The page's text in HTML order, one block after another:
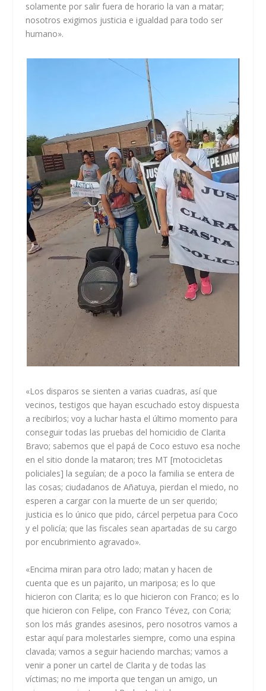
solamente por salir fuera de horario la van a matar;
nosotros exigimos justicia e igualdad para todo ser
humano».
«Los disparos se sienten a varias cuadras, así que
vecinos, testigos que hayan escuchado estoy dispuesta
a recibirlos; voy a luchar hasta el último momento para
conseguir todas las pruebas del homicidio de Clarita
Bravo; sabemos que el papá de Coco estuvo esa noche
en el sitio donde la mataron; tres MT [motocicletas
policiales] la seguían; de a poco la familia se entera de
las cosas; ciudadanos de Añatuya, pierdan el miedo, no
esperen a cargar con la muerte de un ser querido;
justicia es lo único que pido, cárcel perpetua para Coco
y el policía; que las fiscales sean apartadas de su cargo
por encubrimiento agravado».
«Encima miran para otro lado; matan y hacen de
cuenta que es un pajarito, un mariposa; es lo que
hicieron con Clarita; es lo que hicieron con Franco; es lo
que hicieron con Felipe, con Franco Tévez, con Coria;
son los más grandes asesinos, pero nosotros vamos a
estar aquí para molestarles siempre, como una espina
clavada; vamos a seguir haciendo marchas; vamos a
venir a poner un cartel de Clarita y de todas las
víctimas; no me importa que tengan un amigo, un